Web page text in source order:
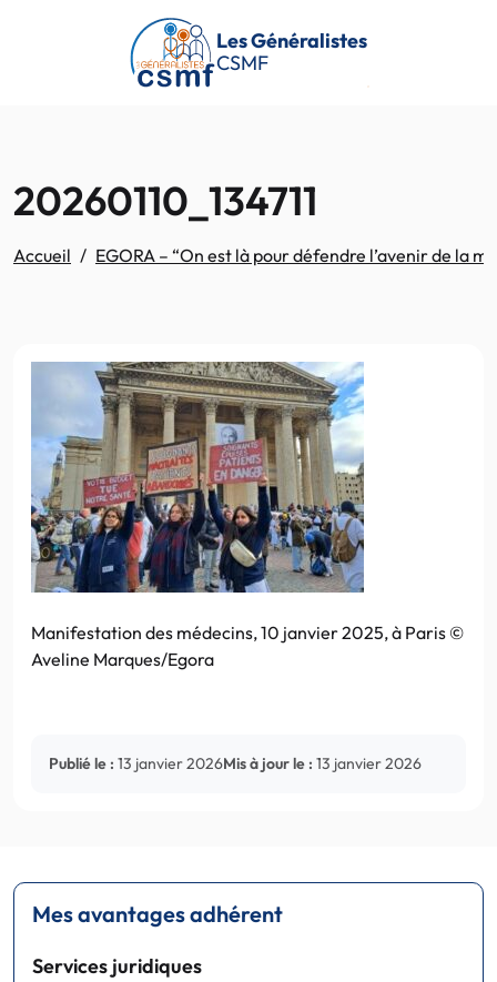
Passer au contenu principal
Les Généralistes
CSMF
20260110_134711
Accueil EGORA – “On est là pour défendre l’avenir de la
Manifestation des médecins, 10 janvier 2025, à Paris ©
Aveline Marques/Egora
Publié le : 13 janvier 2026Mis à jour le : 13 janvier 2026
Mes avantages adhérent
Services juridiques